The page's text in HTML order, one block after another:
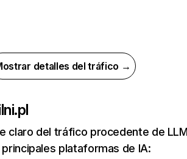
detalles del tráfico →
claro del tráfico procedente de
plataformas de IA: